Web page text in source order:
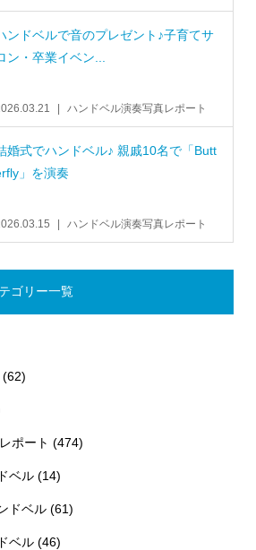
ンドベルで音のプレゼント♪子育てサ
ン・卒業イベン...
ハンドベル演奏写真レポート
婚式でハンドベル♪ 親戚10名で「Butt
」を演奏
ハンドベル演奏写真レポート
ゴリー一覧
(62)
ポート (474)
ベル(14)
ドベル(61)
ベル(46)